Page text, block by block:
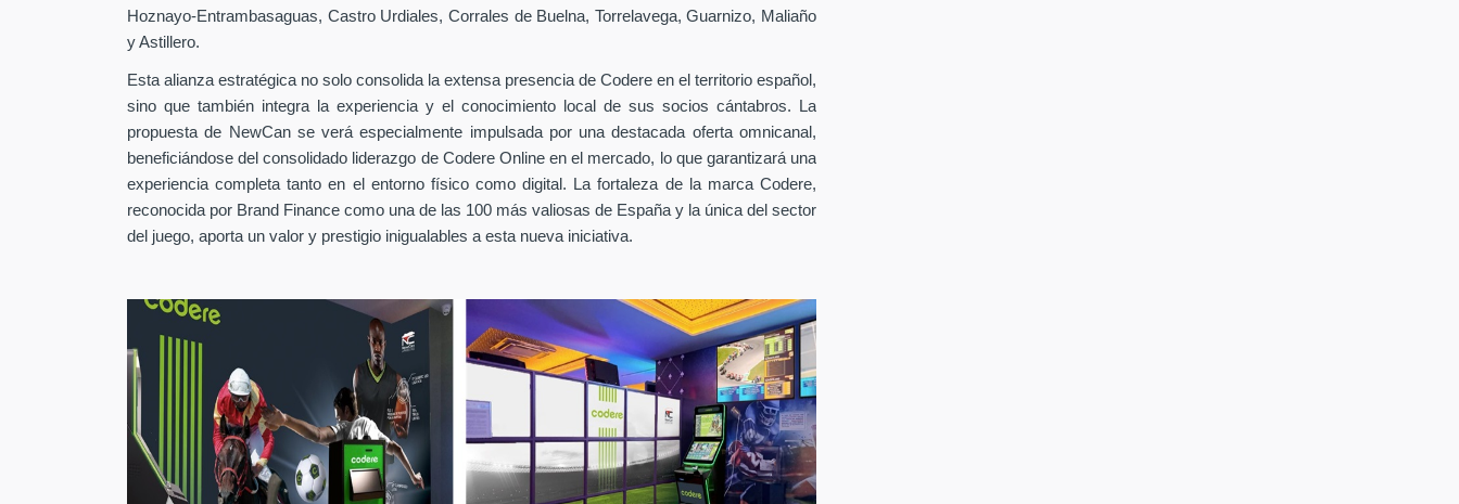
Hoznayo-Entrambasaguas, Castro Urdiales, Corrales de Buelna, Torrelavega, Guarnizo, Maliaño
y Astillero.
Esta alianza estratégica no solo consolida la extensa presencia de Codere en el territorio español,
sino que también integra la experiencia y el conocimiento local de sus socios cántabros. La
propuesta de NewCan se verá especialmente impulsada por una destacada oferta omnicanal,
beneficiándose del consolidado liderazgo de Codere Online en el mercado, lo que garantizará una
experiencia completa tanto en el entorno físico como digital. La fortaleza de la marca Codere,
reconocida por Brand Finance como una de las 100 más valiosas de España y la única del sector
del juego, aporta un valor y prestigio inigualables a esta nueva iniciativa.